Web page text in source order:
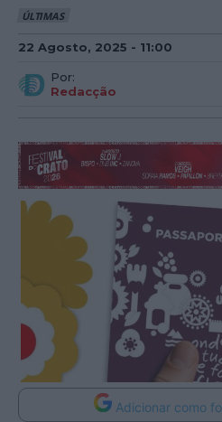
ÚLTIMAS
22 Agosto, 2025 - 11:00
Por:
Redacção
Adicionar como